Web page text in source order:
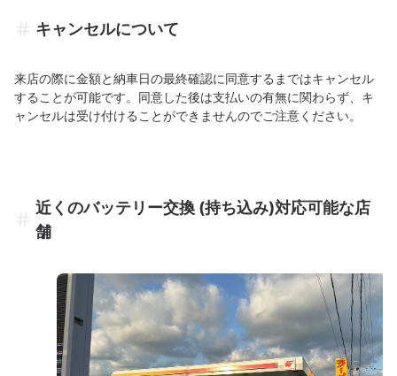
キャンセルについて
来店の際に金額と納車日の最終確認に同意するまではキャンセル
することが可能です。同意した後は支払いの有無に関わらず、キ
ャンセルは受け付けることができませんのでご注意ください。
近くのバッテリー交換 (持ち込み)対応可能な店
舗